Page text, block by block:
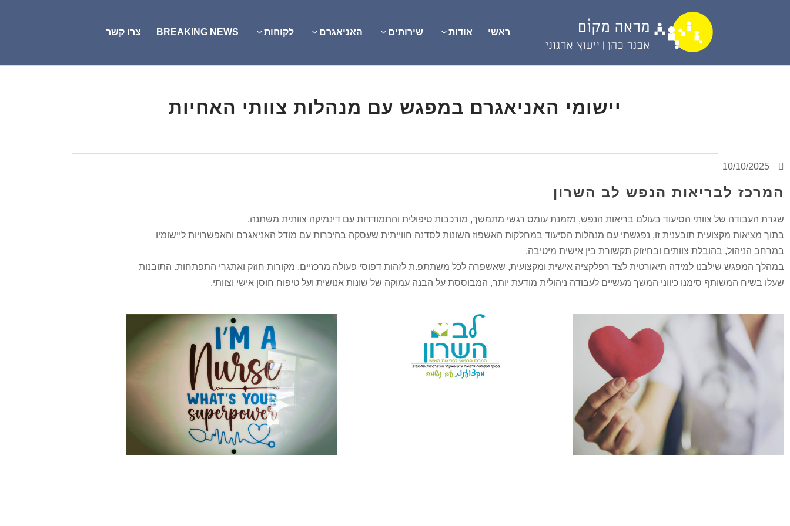
ראשי אודות שירותים האניאגרם לקוחות BREAKING NEWS צרו קשר
יישומי האניאגרם במפגש עם מנהלות צוותי האחיות
10/10/2025
המרכז לבריאות הנפש לב השרון
שגרת העבודה של צוותי הסיעוד בעולם בריאות הנפש, מזמנת עומס רגשי מתמשך, מורכבות טיפולית והתמודדות עם דינמיקה צוותית משתנה.
בתוך מציאות מקצועית תובענית זו, נפגשתי עם מנהלות הסיעוד במחלקות האשפוז השונות לסדנה חווייתית שעסקה בהיכרות עם מודל האניאגרם והאפשרויות ליישומיו
במרחב הניהול, בהובלת צוותים ובחיזוק תקשורת בין אישית מיטיבה.
במהלך המפגש שילבנו למידה תיאורטית לצד רפלקציה אישית ומקצועית, שאשפרה לכל משתתפ.ת לזהות דפוסי פעולה מרכזיים, מקורות חוזק ואתגרי התפתחות. התובנות
שעלו בשיח המשותף סימנו כיווני המשך מעשיים לעבודה ניהולית מודעת יותר, המבוססת על הבנה עמוקה של שונות אנושית ועל טיפוח חוסן אישי וצוותי.